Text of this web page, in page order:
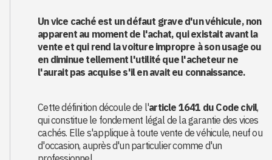
Un vice caché est un défaut grave d'un véhicule, non
apparent au moment de l'achat, qui existait avant la
vente et qui rend la voiture impropre à son usage ou
en diminue tellement l'utilité que l'acheteur ne
l'aurait pas acquise s'il en avait eu connaissance.
Cette définition découle de l'article 1641 du Code civil,
qui constitue le fondement légal de la garantie des vices
cachés. Elle s'applique à toute vente de véhicule, neuf ou
d'occasion, auprès d'un particulier comme d'un